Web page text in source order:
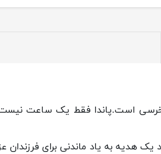
است.پاندا فقط یک ساعت نیست
هدیه به یاد ماندنی برای فرزندان